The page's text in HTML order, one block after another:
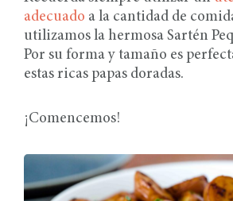
adecuado a la cantidad de
utilizamos la hermosa Sartén
Por su forma y tamaño es
estas ricas papas doradas.
¡Comencemos!